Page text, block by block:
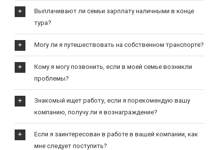
Выплачивают ли семьи зарплату наличными в конце
тура?
Могу ли я путешествовать на собственном транспорте?
Кому я могу позвонить, если в моей семье возникли
проблемы?
Знакомый ищет работу, если я порекомендую вашу
компанию, получу ли я вознаграждение?
Если я заинтересован в работе в вашей компании, как
мне следует поступить?